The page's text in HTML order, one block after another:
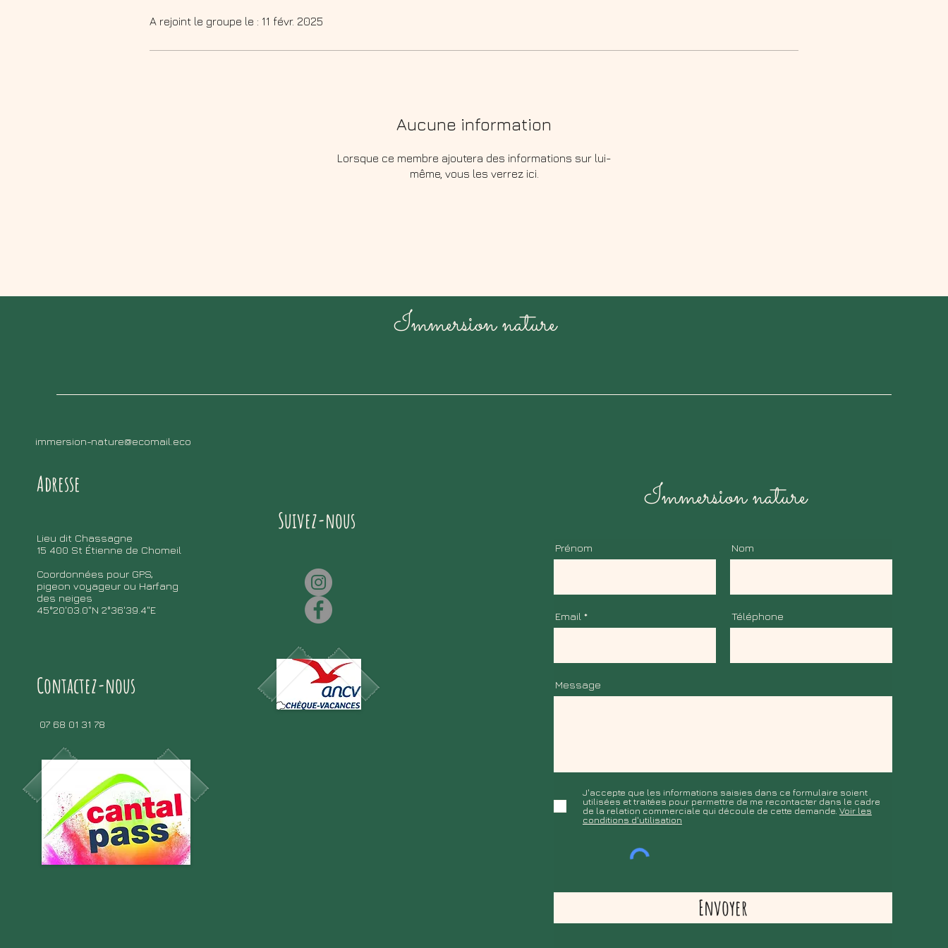
A rejoint le groupe le : 11 févr. 2025
Aucune information
Lorsque ce membre ajoutera des informations sur lui-
même, vous les verrez ici.
Immersion nature
immersion-nature@ecomail.eco
Adresse
Lieu dit Chassagne
15 400 St Étienne de Chomeil
Coordonnées pour GPS,
pigeon voyageur ou Harfang
des neiges
45°20'03.0"N 2°36'39.4"E
Contactez-nous
07 68 01 31 78
Suivez-nous
Immersion nature
Prénom Nom
Email Téléphone
Message
J'accepte que les informations saisies dans ce formulaire soient
utilisées et traitées pour permettre de me recontacter dans le cadre
de la relation commerciale qui découle de cette demande. Voir les
conditions d'utilisation
Envoyer